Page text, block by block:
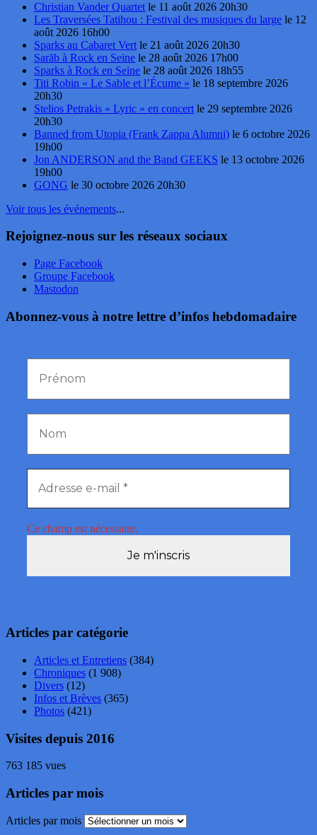
Christian Vander Quartet le 11 août 2026 20h30
Les Traversées Tatihou : Festival des musiques du large le 12
août 2026 16h00
Sparks au Cabaret Vert le 21 août 2026 20h30
Sarāb à Rock en Seine le 28 août 2026 17h00
Sparks à Rock en Seine le 28 août 2026 18h55
Titi Robin « Le Sable et l’Écume » le 18 septembre 2026
20h30
Stelios Petrakis « Lyric » en concert le 29 septembre 2026
20h30
Banned from Utopia (Frank Zappa Alumni) le 6 octobre 2026
19h00
Jon ANDERSON and the Band GEEKS le 13 octobre 2026
19h00
GONG le 30 octobre 2026 20h30
Voir tous les événements...
Rejoignez-nous sur les réseaux sociaux
Page Facebook
Groupe Facebook
Mastodon
Abonnez-vous à notre lettre d’infos hebdomadaire
Ce champ est nécessaire.
Articles par catégorie
Articles et Entretiens (384)
Chroniques (1 908)
Divers (12)
Infos et Brèves (365)
Photos (421)
Visites depuis 2016
763 185 vues
Articles par mois
Articles par mois